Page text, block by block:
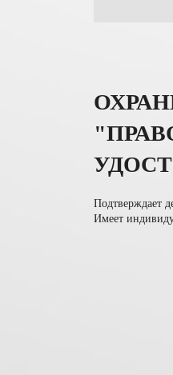
Подтверждает
Имеет